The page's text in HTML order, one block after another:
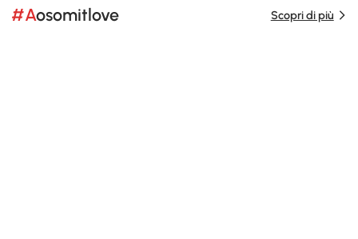
#Aosomitlove Scopri di più